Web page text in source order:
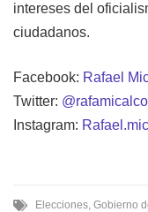
intereses del
ciudadanos.
Facebook: Rafael
Twitter: @rafamicalco
Instagram:
Elecciones, Gobierno